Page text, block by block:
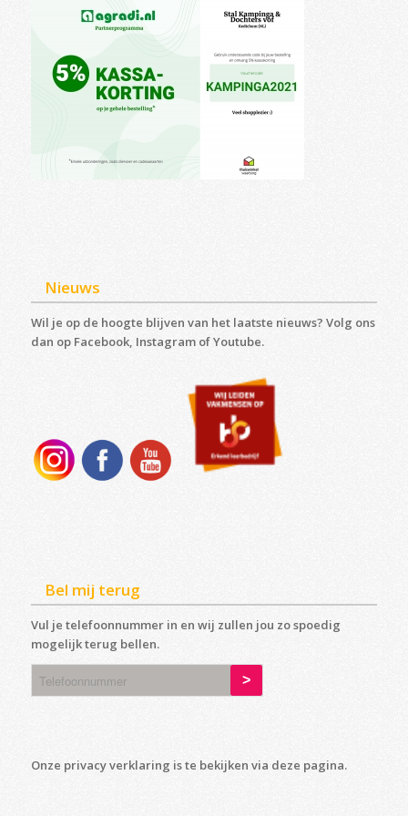
Nieuws
Wil je op de hoogte blijven van het laatste nieuws? Volg ons
dan op Facebook, Instagram of Youtube.
Bel mij terug
Vul je telefoonnummer in en wij zullen jou zo spoedig
mogelijk terug bellen.
Onze privacy verklaring is te bekijken via deze pagina.